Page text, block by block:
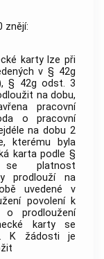
znějí:
karty lze při
v § 42g
§ 42g odst. 3
na dobu,
pracovní
o pracovní
na dobu 2
kterému byla
karta podle §
platnost
prodlouží na
uvedené v
povolení k
o prodloužení
karty se
K žádosti je